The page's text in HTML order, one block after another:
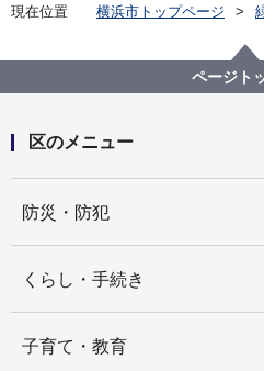
現在位置 横浜市トップページ
妊産婦歯
ページト
区のメニュー
防災・防犯
くらし・手続き
子育て・教育